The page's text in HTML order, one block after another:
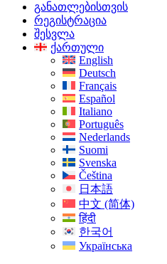
განათლებისთვის
რეგისტრაცია
შესვლა
ქართული
English
Deutsch
Français
Español
Italiano
Português
Nederlands
Suomi
Svenska
Čeština
日本語
中文 (简体)
हिंदी
한국어
Українська